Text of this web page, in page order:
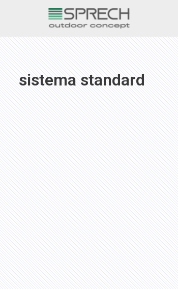
al
contenuto
sistema standard